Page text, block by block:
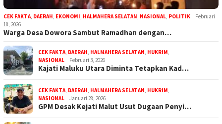
CEK FAKTA DAERAH EKONOMI HALMAHERA SELATAN NASIONAL POLITIK
Februari
18, 2026
Warga Desa Dowora Sambut Ramadhan dengan…
CEK FAKTA DAERAH HALMAHERA SELATAN HUKRIM
NASIONAL
Februari 3, 2026
Kajati Maluku Utara Diminta Tetapkan Kad…
CEK FAKTA DAERAH HALMAHERA SELATAN HUKRIM
NASIONAL
Januari 28, 2026
GPM Desak Kejati Malut Usut Dugaan Penyi…